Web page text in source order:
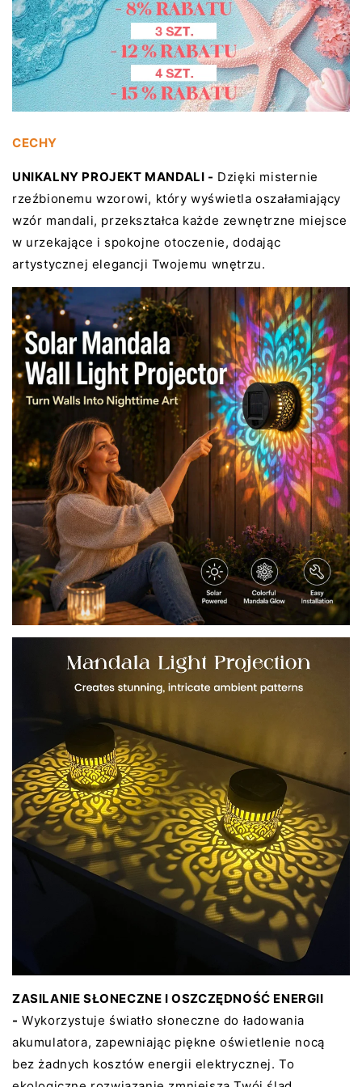
na
ścianie,
wodoodporność
IP65,
automatyczne
włączanie
i
🌿
na
ścianie,
wodoodporność
IP65,
automatyczne
włączanie
i
CECHY
UNIKALNY PROJEKT MANDALI - Dzięki misternie
rzeźbionemu wzorowi, który wyświetla oszałamiający
wzór mandali, przekształca każde zewnętrzne miejsce
w urzekające i spokojne otoczenie, dodając
artystycznej elegancji Twojemu wnętrzu.
ZASILANIE SŁONECZNE I OSZCZĘDNOŚĆ ENERGII
- Wykorzystuje światło słoneczne do ładowania
akumulatora, zapewniając piękne oświetlenie nocą
bez żadnych kosztów energii elektrycznej. To